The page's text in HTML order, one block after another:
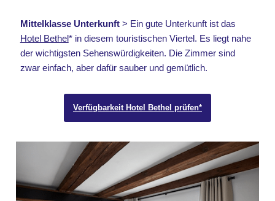
Mittelklasse Unterkunft> Ein gute Unterkunft ist das
Hotel Bethel* in diesem touristischen Viertel. Es liegt nahe
der wichtigsten Sehenswürdigkeiten. Die Zimmer sind
zwar einfach, aber dafür sauber und gemütlich.
Verfügbarkeit Hotel Bethel prüfen*